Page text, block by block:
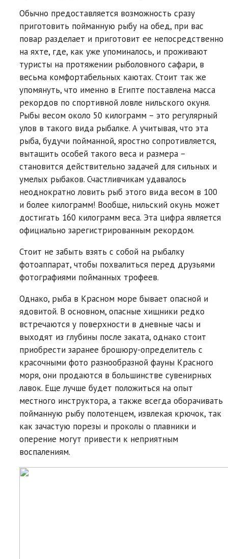
Обычно предоставляется возможность сразу
приготовить пойманную рыбу на обед, при вас
повар разделает и приготовит ее непосредственно
на яхте, где, как уже упоминалось, и проживают
туристы на протяжении рыболовного сафари, в
весьма комфортабельных каютах. Стоит так же
упомянуть, что именно в Египте поставлена масса
рекордов по спортивной ловле нильского окуня.
Рыбы весом около 50 килограмм – это регулярный
улов в такого вида рыбалке. А учитывая, что эта
рыба, будучи пойманной, яростно сопротивляется,
вытащить особей такого веса и размера –
становится действительно задачей для сильных и
умелых рыбаков. Счастливчикам удавалось
неоднократно ловить рыб этого вида весом в 100
и более килограмм! Вообще, нильский окунь может
достигать 160 килограмм веса. Эта цифра является
официально зарегистрированным рекордом.
Стоит не забыть взять с собой на рыбалку
фотоаппарат, чтобы похвалиться перед друзьями
фотографиями пойманных трофеев.
Однако, рыба в Красном море бывает опасной и
ядовитой. В основном, опасные хищники редко
встречаются у поверхности в дневные часы и
выходят из глубины после заката, однако стоит
приобрести заранее брошюру-определитель с
красочными фото разнообразной фауны Красного
моря, они продаются в большинстве сувенирных
лавок. Еще лучше будет положиться на опыт
местного инструктора, а также всегда оборачивать
пойманную рыбу полотенцем, извлекая крючок, так
как зачастую порезы и проколы о плавники и
оперение могут привести к неприятным
воспалениям.